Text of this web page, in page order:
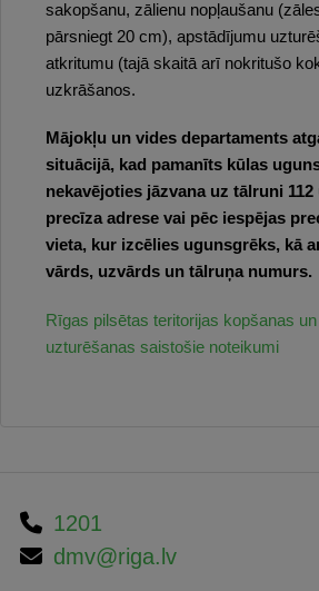
sakopšanu, zālienu nopļaušanu
pārsniegt 20 cm), apstādījumu
atkritumu (tajā skaitā arī nokritušo
uzkrāšanos.
Mājokļu un vides departaments
situācijā, kad pamanīts kūlas
nekavējoties jāzvana uz tālruni
precīza adrese vai pēc iespējas
vieta, kur izcēlies ugunsgrēks, kā
vārds, uzvārds un tālruņa numurs.
Rīgas pilsētas teritorijas kopšanas
uzturēšanas saistošie noteikumi
1201
dmv@riga.lv